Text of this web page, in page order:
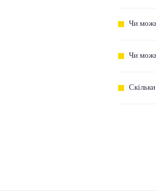
Чи
Чи